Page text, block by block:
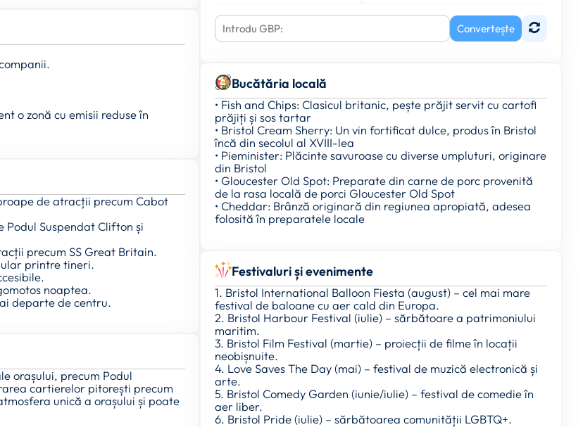
o zonă cu emisii reduse în
de atracții precum Cabot
Suspendat Clifton și
precum SS Great Britain.
printre tineri.
noaptea.
departe de centru.
orașului, precum Podul
cartierelor pitorești precum
unică a orașului și poate
Convertește
Bucătăria locală
• Fish and Chips: Clasicul britanic, pește prăjit servit cu cartofi
prăjiți și sos tartar
• Bristol Cream Sherry: Un vin fortificat dulce, produs în Bristol
încă din secolul al XVIII-lea
• Pieminister: Plăcinte savuroase cu diverse umpluturi, originare
din Bristol
• Gloucester Old Spot: Preparate din carne de porc provenită
de la rasa locală de porci Gloucester Old Spot
• Cheddar: Brânză originară din regiunea apropiată, adesea
folosită în preparatele locale
Festivaluri și evenimente
1. Bristol International Balloon Fiesta (august) – cel mai mare
festival de baloane cu aer cald din Europa.
2. Bristol Harbour Festival (iulie) – sărbătoare a patrimoniului
maritim.
3. Bristol Film Festival (martie) – proiecții de filme în locații
neobișnuite.
4. Love Saves The Day (mai) – festival de muzică electronică și
arte.
5. Bristol Comedy Garden (iunie/iulie) – festival de comedie în
aer liber.
6. Bristol Pride (iulie) – sărbătoarea comunității LGBTQ+.